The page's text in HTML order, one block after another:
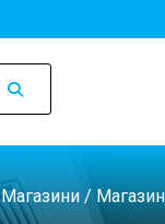
Магазини /